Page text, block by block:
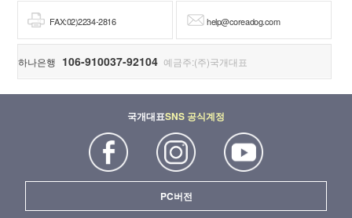
FAX:02)2234-2816 help@coreadog.com
하나은행 106-910037-92104 예금주:(주)국개대표
국개대표SNS 공식계정
PC버전